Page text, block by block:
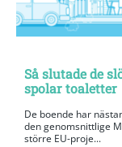
Så slutade de
spolar toaletter
De boende har
den genomsnittlige
större EU-proje...